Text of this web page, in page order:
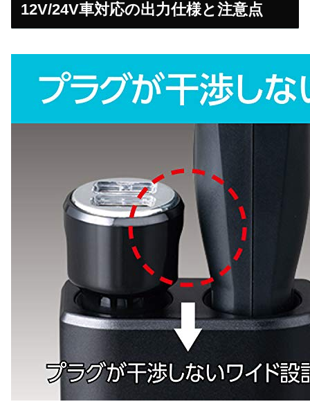
12V/24V車対応の出力仕様と注意点